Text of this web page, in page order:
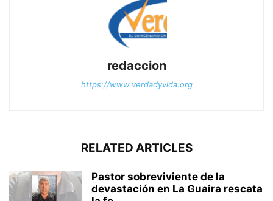
redaccion
https://www.verdadyvida.org
RELATED ARTICLES
Pastor sobreviviente de la
devastación en La Guaira rescata